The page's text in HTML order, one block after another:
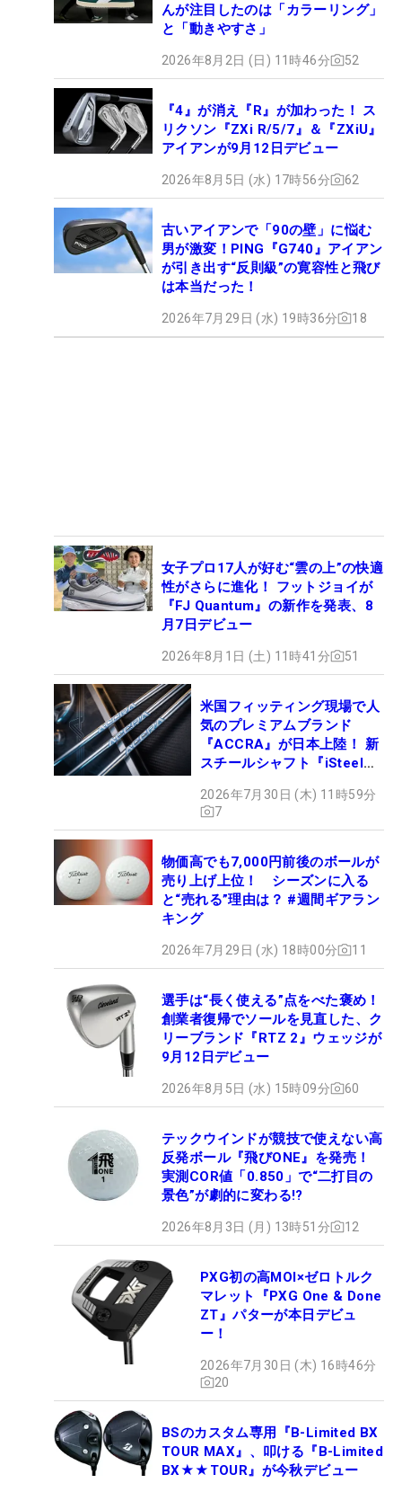
んが注目したのは「カラーリング」
と「動きやすさ」
2026年8月2日 (日) 11時46分 52
『4』が消え『R』が加わった！ ス
リクソン『ZXi R/5/7』＆『ZXiU』
アイアンが9月12日デビュー
2026年8月5日 (水) 17時56分 62
古いアイアンで「90の壁」に悩む
男が激変！PING『G740』アイアン
が引き出す“反則級”の寛容性と飛び
は本当だった！
2026年7月29日 (水) 19時36分 18
女子プロ17人が好む“雲の上”の快適
性がさらに進化！ フットジョイが
『FJ Quantum』の新作を発表、8
月7日デビュー
2026年8月1日 (土) 11時41分 51
米国フィッティング現場で人
気のプレミアムブランド
『ACCRA』が日本上陸！ 新
スチールシャフト『iSteel
2026年7月30日 (木) 11時59分
7
物価高でも7,000円前後のボールが
売り上げ上位！ シーズンに入る
と“売れる”理由は？ #週間ギアラン
キング
2026年7月29日 (水) 18時00分 11
選手は“長く使える”点をべた褒め！
創業者復帰でソールを見直した、ク
リーブランド『RTZ 2』ウェッジが
9月12日デビュー
2026年8月5日 (水) 15時09分 60
テックウインドが競技で使えない高
反発ボール『飛びONE』を発売！
実測COR値「0.850」で“二打目の
景色”が劇的に変わる!?
2026年8月3日 (月) 13時51分 12
PXG初の高MOI×ゼロトルク
マレット『PXG One & Done
ZT』パターが本日デビュ
ー！
2026年7月30日 (木) 16時46分
20
BSのカスタム専用『B-Limited BX
TOUR MAX』、叩ける『B-Limited
BX★★TOUR』が今秋デビュー